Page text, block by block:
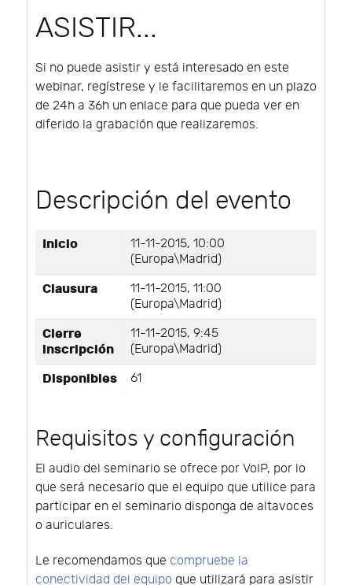
ASISTIR...
Si no puede asistir y está interesado en este
webinar, regístrese y le facilitaremos en un plazo
de 24h a 36h un enlace para que pueda ver en
diferido la grabación que realizaremos.
Descripción del evento
Inicio
11-11-2015, 10:00
(Europa\Madrid)
Clausura
11-11-2015, 11:00
(Europa\Madrid)
Cierre
inscripción
11-11-2015, 9:45
(Europa\Madrid)
Disponibles 61
Requisitos y configuración
El audio del seminario se ofrece por VoIP, por lo
que será necesario que el equipo que utilice para
participar en el seminario disponga de altavoces
o auriculares.
Le recomendamos que compruebe la
conectividad del equipo que utilizará para asistir